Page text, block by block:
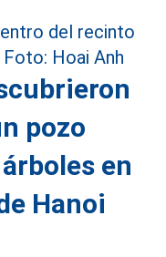
pozo
en
Hanoi